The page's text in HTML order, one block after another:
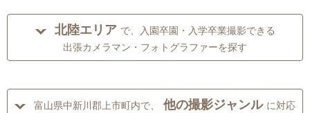
北陸エリア で、入園卒園・入学卒業撮影できる
出張カメラマン・フォトグラファーを探す
富山県中新川郡上市町内で、 他の撮影ジャンル に対応